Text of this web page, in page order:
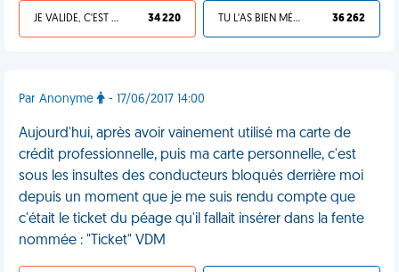
JE VALIDE, C'EST UNE VDM 34 220 TU L'AS BIEN MÉRITÉ 36 262
Par Anonyme - 17/06/2017 14:00
Aujourd'hui, après avoir vainement utilisé ma carte de
crédit professionnelle, puis ma carte personnelle, c'est
sous les insultes des conducteurs bloqués derrière moi
depuis un moment que je me suis rendu compte que
c'était le ticket du péage qu'il fallait insérer dans la fente
nommée : "Ticket" VDM